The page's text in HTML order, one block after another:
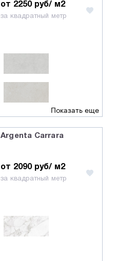
от 2250 руб/ м2
за квадратный метр
Показать еще
Argenta Carrara
от 2090 руб/ м2
за квадратный метр